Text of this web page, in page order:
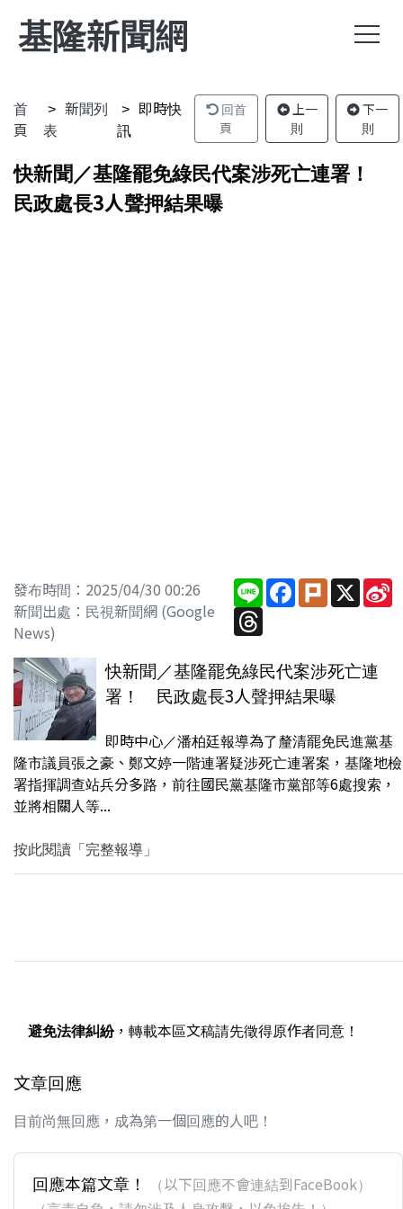
基隆新聞網
首
頁
新聞列
表
即時快
訊
回首
頁
上一
則
下一
則
快新聞／基隆罷免綠民代案涉死亡連署！
民政處長3人聲押結果曝
發布時間：2025/04/30 00:26
新聞出處：民視新聞網 (Google
News)
LineFacebook
PlurkX
Threads
快新聞／基隆罷免綠民代案涉死亡連
署！ 民政處長3人聲押結果曝
即時中心／潘柏廷報導為了釐清罷免民進黨基
隆市議員張之豪、鄭文婷一階連署疑涉死亡連署案，基隆地檢
署指揮調查站兵分多路，前往國民黨基隆市黨部等6處搜索，
並將相關人等...
按此閱讀「完整報導」
避免法律糾紛，轉載本區文稿請先徵得原作者同意！
文章回應
目前尚無回應，成為第一個回應的人吧！
回應本篇文章！
（以下回應不會連結到FaceBook）